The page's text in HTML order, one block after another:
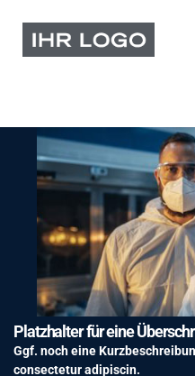
Platzhalter für eine
Ggf. noch eine
consectetur adipiscin.